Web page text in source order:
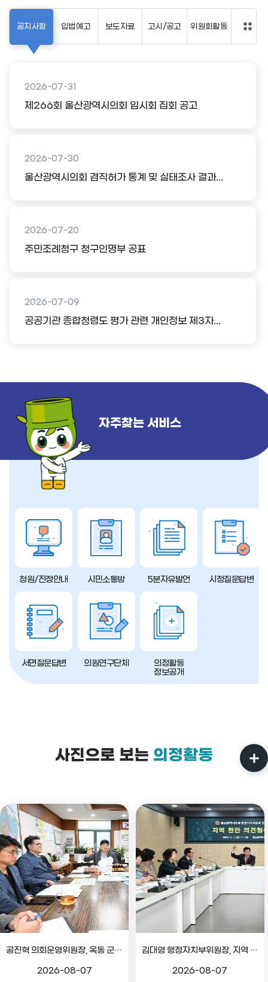
공지사항
2026-07-31
제266회 울산광역시의회 임시회 집회 공고
2026-07-30
울산광역시의회 겸직허가 통계 및 실태조사 결과...
2026-07-20
주민조례청구 청구인명부 공표
2026-07-09
공공기관 종합청렴도 평가 관련 개인정보 제3자...
입법예고 보도자료 고시/공고 위원회활동
자주찾는 서비스
청원/진정안내 시민소통방 5분자유발언 시정질문답변
서면질문답변 의원연구단체
의정활동
정보공개
사진으로 보는 의정활동
공진혁 의회운영위원장, 옥동 군부대 이전지 양동마을 주민지원사업 점검
2026-08-07
김대영 행정자치부위원장, 지역 현안 의견 청취 간담회
2026-08-07